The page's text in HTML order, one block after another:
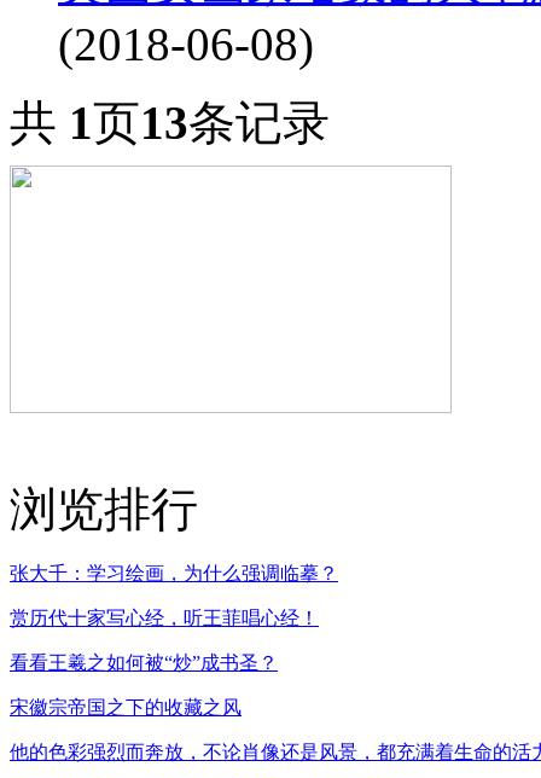
(2018-06-08)
共 1页13条记录
浏览排行
张大千：学习绘画，为什么强调临摹？
赏历代十家写心经，听王菲唱心经！
看看王羲之如何被“炒”成书圣？
宋徽宗帝国之下的收藏之风
他的色彩强烈而奔放，不论肖像还是风景，都充满着生命的活